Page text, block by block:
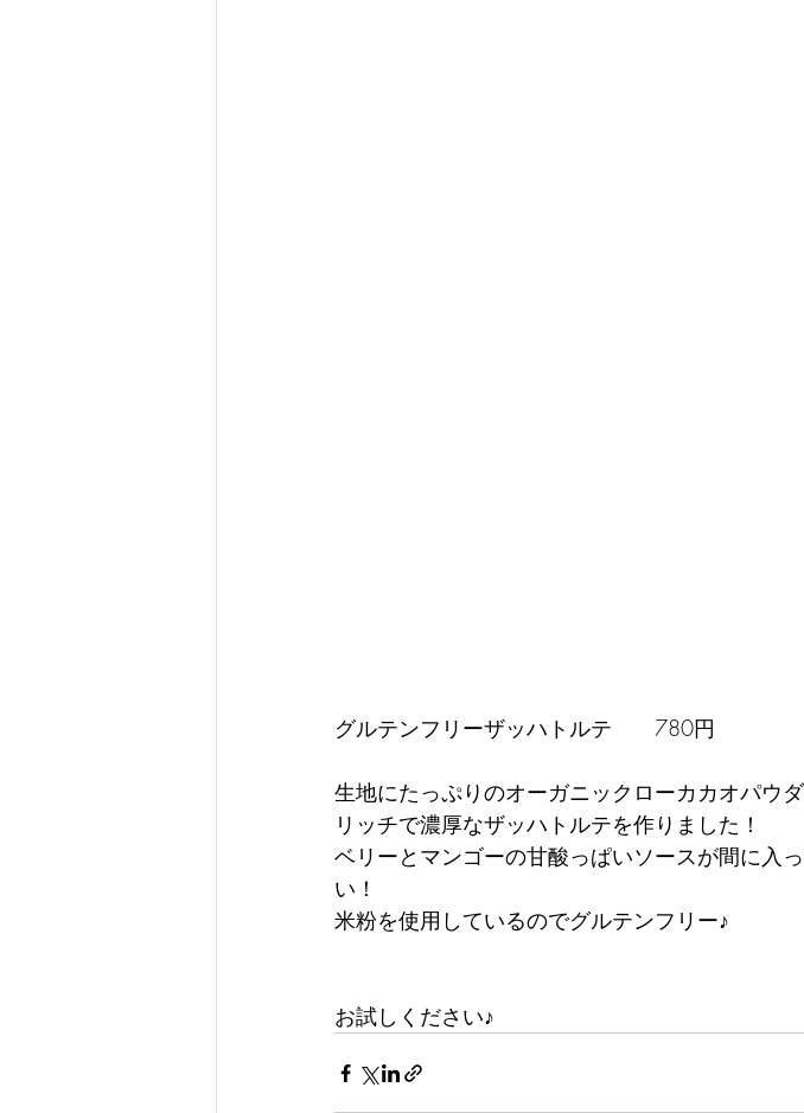
グルテンフリーザッハトルテ　　780円
生地にたっぷりのオーガニックローカカオパウ
リッチで濃厚なザッハトルテを作りました！
ベリーとマンゴーの甘酸っぱいソースが間に入
い！
米粉を使用しているのでグルテンフリー♪
お試しください♪